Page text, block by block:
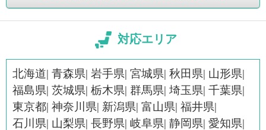
対応エリア
北海道 青森県 岩手県 宮城県 秋田県 山形県
福島県 茨城県 栃木県 群馬県 埼玉県 千葉県
東京都 神奈川県 新潟県 富山県 福井県
石川県 山梨県 長野県 岐阜県 静岡県 愛知県